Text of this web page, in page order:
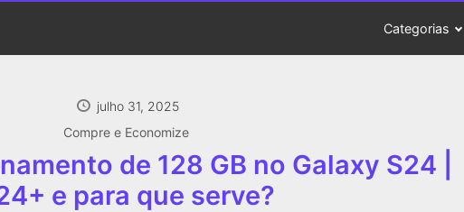
Categorias
julho 31, 2025
Compre e Economize
de 128 GB no Galaxy S24 |
e para que serve?